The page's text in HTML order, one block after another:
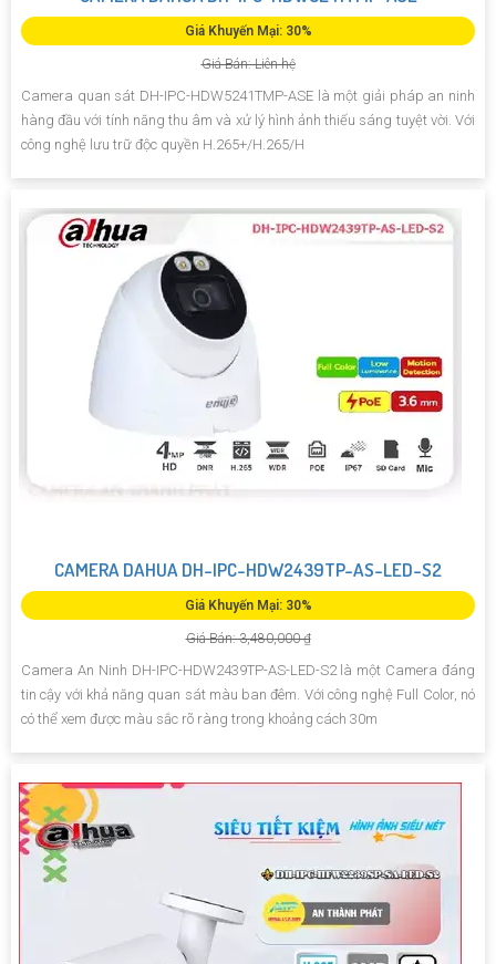
Giá Khuyến Mại: 30%
Giá Bán: Liên hệ
Camera quan sát DH-IPC-HDW5241TMP-ASE là một giải pháp an ninh
hàng đầu với tính năng thu âm và xử lý hình ảnh thiếu sáng tuyệt vời. Với
công nghệ lưu trữ độc quyền H.265+/H.265/H
CAMERA DAHUA DH-IPC-HDW2439TP-AS-LED-S2
Giá Khuyến Mại: 30%
Giá Bán: 3,480,000 ₫
Camera An Ninh DH-IPC-HDW2439TP-AS-LED-S2 là một Camera đáng
tin cậy với khả năng quan sát màu ban đêm. Với công nghệ Full Color, nó
có thể xem được màu sắc rõ ràng trong khoảng cách 30m